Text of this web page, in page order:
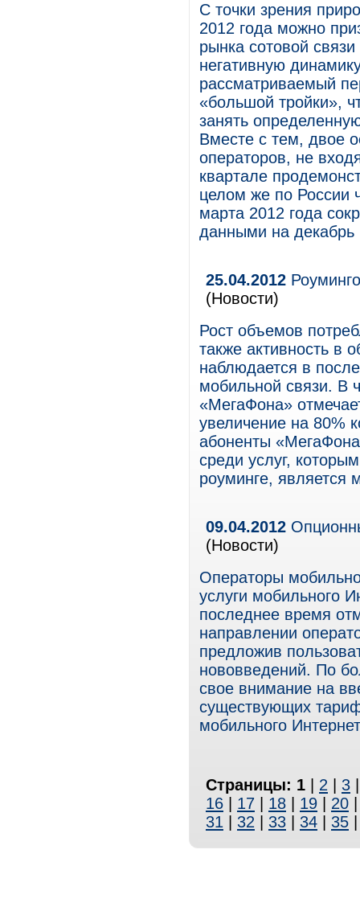
С точки зрения
2012 года можно
рынка сотовой
негативную
рассматриваемый
«большой тройки»,
занять
Вместе с тем, двое
операторов, не
квартале
целом же по России
марта 2012 года
данными на декабрь
25.04.2012
(Новости)
Рост объемов
также активность в
наблюдается в
мобильной связи. В
«МегаФона»
увеличение на 80%
абоненты
среди услуг,
роуминге, является
09.04.2012
(Новости)
Операторы
услуги мобильного
последнее время
направлении
предложив
нововведений. По
свое внимание на
существующих
мобильного
Страницы: 1 2 3
16
17 18 19 20
31
32 33 34 35